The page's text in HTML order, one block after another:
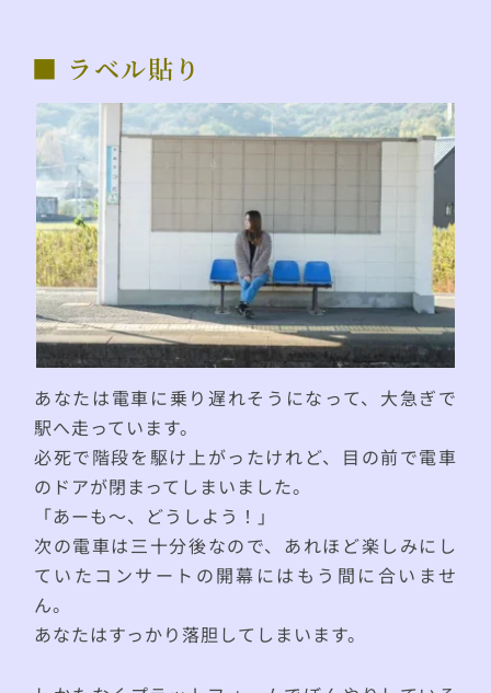
■ ラベル貼り
あなたは電車に乗り遅れそうになって、大急ぎで
駅へ走っています。
必死で階段を駆け上がったけれど、目の前で電車
のドアが閉まってしまいました。
「あーも〜、どうしよう！」
次の電車は三十分後なので、あれほど楽しみにし
ていたコンサートの開幕にはもう間に合いませ
ん。
あなたはすっかり落胆してしまいます。